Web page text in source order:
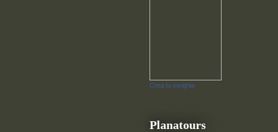
Crea tu insignia
Planatours